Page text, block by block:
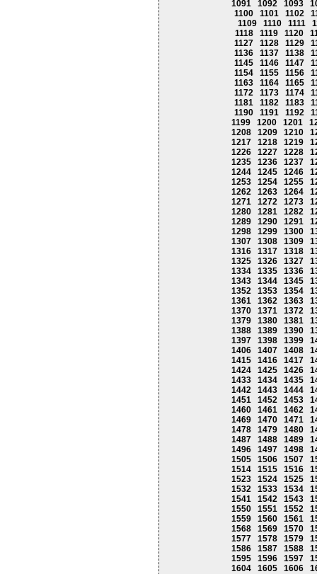
1091
1092 1093
1100
1101 1102
1109
1110 1111
1118
1119 1120
1127
1128 1129
1136
1137 1138
1145
1146 1147
1154
1155 1156
1163
1164 1165
1172
1173 1174
1181
1182 1183
1190
1191 1192
1199
1200 1201
1208
1209 1210
1217
1218 1219
1226
1227 1228
1235
1236 1237
1244
1245 1246
1253
1254 1255
1262
1263 1264
1271
1272 1273
1280
1281 1282
1289
1290 1291
1298
1299 1300
1307
1308 1309
1316
1317 1318
1325
1326 1327
1334
1335 1336
1343
1344 1345
1352
1353 1354
1361
1362 1363
1370
1371 1372
1379
1380 1381
1388
1389 1390
1397
1398 1399
1406
1407 1408
1415
1416 1417
1424
1425 1426
1433
1434 1435
1442
1443 1444
1451
1452 1453
1460
1461 1462
1469
1470 1471
1478
1479 1480
1487
1488 1489
1496
1497 1498
1505
1506 1507
1514
1515 1516
1523
1524 1525
1532
1533 1534
1541
1542 1543
1550
1551 1552
1559
1560 1561
1568
1569 1570
1577
1578 1579
1586
1587 1588
1595
1596 1597
1604
1605 1606